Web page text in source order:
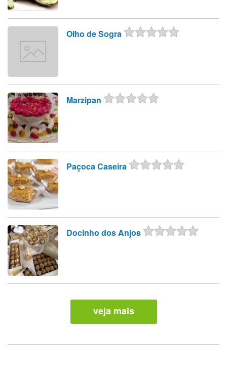
Olho de Sogra
Marzipan
Paçoca Caseira
Docinho dos Anjos
veja mais